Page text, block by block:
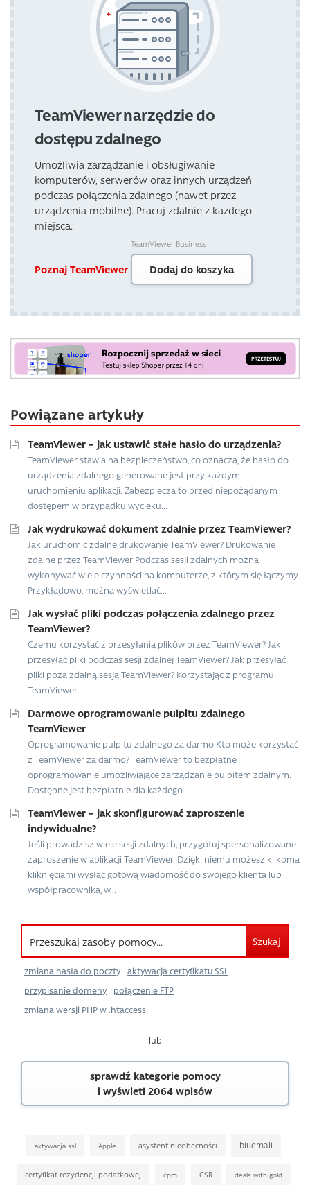
TeamViewer narzędzie do
dostępu zdalnego
Umożliwia zarządzanie i obsługiwanie
komputerów, serwerów oraz innych urządzeń
podczas połączenia zdalnego (nawet przez
urządzenia mobilne). Pracuj zdalnie z każdego
miejsca.
Poznaj TeamViewer
TeamViewer Business
Dodaj do koszyka
Powiązane artykuły
TeamViewer – jak ustawić stałe hasło do urządzenia?
TeamViewer stawia na bezpieczeństwo, co oznacza, że hasło do
urządzenia zdalnego generowane jest przy każdym
uruchomieniu aplikacji. Zabezpiecza to przed niepożądanym
dostępem w przypadku wycieku...
Jak wydrukować dokument zdalnie przez TeamViewer?
Jak uruchomić zdalne drukowanie TeamViewer? Drukowanie
zdalne przez TeamViewer Podczas sesji zdalnych można
wykonywać wiele czynności na komputerze, z którym się łączymy.
Przykładowo, można wyświetlać...
Jak wysłać pliki podczas połączenia zdalnego przez
TeamViewer?
Czemu korzystać z przesyłania plików przez TeamViewer? Jak
przesyłać pliki podczas sesji zdalnej TeamViewer? Jak przesyłać
pliki poza zdalną sesją TeamViewer? Korzystając z programu
TeamViewer...
Darmowe oprogramowanie pulpitu zdalnego
TeamViewer
Oprogramowanie pulpitu zdalnego za darmo Kto może korzystać
z TeamViewer za darmo? TeamViewer to bezpłatne
oprogramowanie umożliwiające zarządzanie pulpitem zdalnym.
Dostępne jest bezpłatnie dla każdego...
TeamViewer – jak skonfigurować zaproszenie
indywidualne?
Jeśli prowadzisz wiele sesji zdalnych, przygotuj spersonalizowane
zaproszenie w aplikacji TeamViewer. Dzięki niemu możesz kilkoma
kliknięciami wysłać gotową wiadomość do swojego klienta lub
współpracownika, w...
Szukaj
zmiana hasła do poczty
aktywacja certyfikatu SSL
przypisanie domeny
połączenie FTP
zmiana wersji PHP w .htaccess
lub
sprawdź kategorie pomocy
i wyświetl 2064 wpisów
aktywacja ssl Apple asystent nieobecności bluemail
certyfikat rezydencji podatkowej cpm CSR deals with gold